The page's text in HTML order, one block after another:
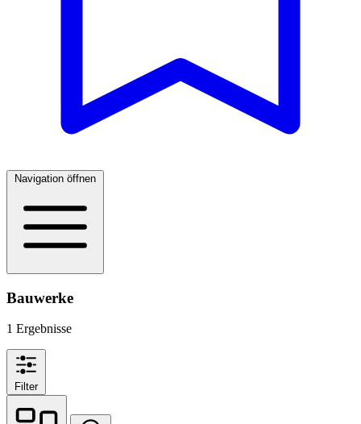
Navigation öffnen
Bauwerke
1 Ergebnisse
Filter